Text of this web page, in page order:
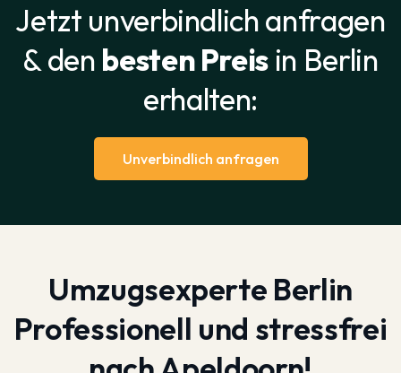
Jetzt unverbindlich anfragen
& den besten Preis in Berlin
erhalten:
Unverbindlich anfragen
Umzugsexperte Berlin
Professionell und stressfrei